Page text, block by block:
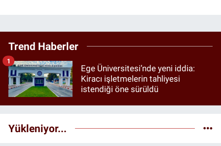
Trend Haberler
Ege Üniversitesi’nde yeni iddia:
Kiracı işletmelerin tahliyesi
istendiği öne sürüldü
1
Yükleniyor...